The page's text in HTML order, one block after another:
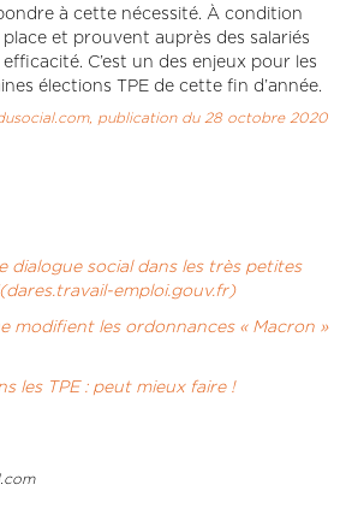
à cette nécessité. À condition
et prouvent auprès des salariés
C’est un des enjeux pour les
élections TPE de cette fin d’année.
publication du 28 octobre 2020
dialogue social dans les très petites
emploi.gouv.fr)
modifient les ordonnances « Macron »
les TPE : peut mieux faire !